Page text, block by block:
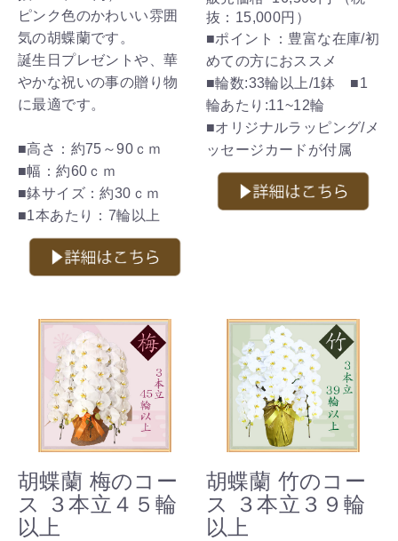
ピンク色のかわいい雰囲
気の胡蝶蘭です。
誕生日プレゼントや、華
やかな祝いの事の贈り物
に最適です。
■高さ：約75～90ｃｍ
■幅：約60ｃｍ
■鉢サイズ：約30ｃｍ
■1本あたり：7輪以上
抜： 15,000円 ）
■ポイント：豊富な在庫/初
めての方におススメ
■輪数:33輪以上/1鉢 ■1
輪あたり:11~12輪
■オリジナルラッピング/メ
ッセージカードが付属
胡蝶蘭 梅のコー
ス ３本立４５輪
以上
胡蝶蘭 竹のコー
ス ３本立３９輪
以上